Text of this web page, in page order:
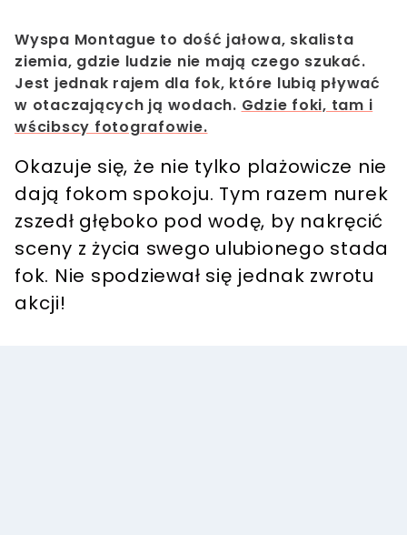
Wyspa Montague to dość jałowa, skalista
ziemia, gdzie ludzie nie mają czego szukać.
Jest jednak rajem dla fok, które lubią pływać
w otaczających ją wodach. Gdzie foki, tam i
wścibscy fotografowie.
Okazuje się, że nie tylko plażowicze nie
dają fokom spokoju. Tym razem nurek
zszedł głęboko pod wodę, by nakręcić
sceny z życia swego ulubionego stada
fok. Nie spodziewał się jednak zwrotu
akcji!